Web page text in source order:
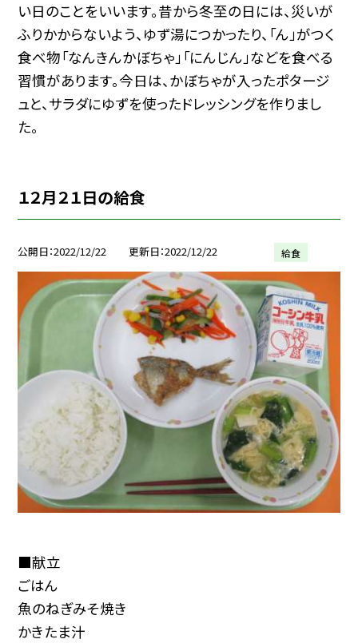
い日のことをいいます。昔から冬至の日には、災いが
ふりかからないよう、ゆず湯につかったり、「ん」がつく
食べ物「なんきんかぼちゃ」「にんじん」などを食べる
習慣があります。今日は、かぼちゃが入ったポタージ
ュと、サラダにゆずを使ったドレッシングを作りまし
た。
１２月２１日の給食
公開日 2022/12/22 更新日 2022/12/22 給食
■献立
ごはん
魚のねぎみそ焼き
かきたま汁